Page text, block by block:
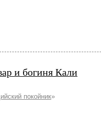
и богиня Кали
покойник»